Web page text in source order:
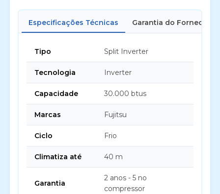
Especificações Técnicas Garantia do Fornecedor
Tipo Split Inverter
Tecnologia Inverter
Capacidade 30.000 btus
Marcas Fujitsu
Ciclo Frio
Climatiza até 40 m
Garantia
2 anos - 5 no
compressor